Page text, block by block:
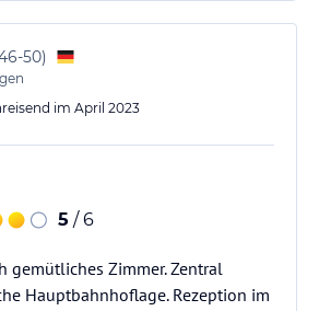
50)
im April 2023
5 / 6
gemütliches Zimmer. Zentral
Hauptbahnhoflage. Rezeption im